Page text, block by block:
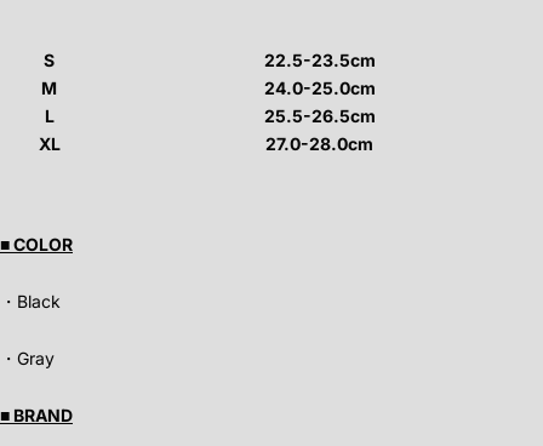
S
22.5-23.5cm
M
24.0-25.0cm
L
25.5-26.5cm
XL
27.0-28.0cm
■ COLOR
・Black
・Gray
■ BRAND